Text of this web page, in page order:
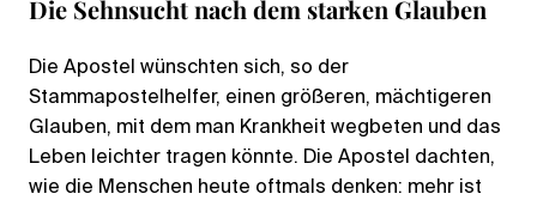
Die Sehnsucht nach dem starken Glauben
Die Apostel wünschten sich, so der
Stammapostelhelfer, einen größeren, mächtigeren
Glauben, mit dem man Krankheit wegbeten und das
Leben leichter tragen könnte. Die Apostel dachten,
wie die Menschen heute oftmals denken: mehr ist